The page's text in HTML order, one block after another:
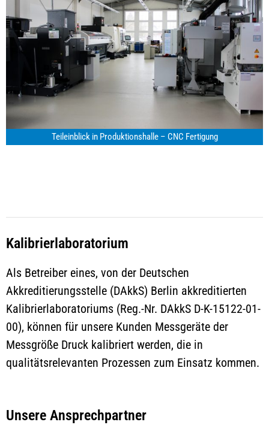
Teileinblick in Produktionshalle – CNC Fertigung
Kalibrierlaboratorium
Als Betreiber eines, von der Deutschen
Akkreditierungsstelle (DAkkS) Berlin akkreditierten
Kalibrierlaboratoriums (Reg.-Nr. DAkkS D-K-15122-01-
00), können für unsere Kunden Messgeräte der
Messgröße Druck kalibriert werden, die in
qualitätsrelevanten Prozessen zum Einsatz kommen.
Unsere Ansprechpartner